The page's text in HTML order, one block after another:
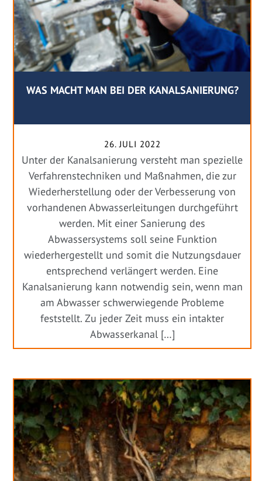
WAS MACHT MAN BEI DER KANALSANIERUNG?
26. JULI 2022
Unter der Kanalsanierung versteht man spezielle
Verfahrenstechniken und Maßnahmen, die zur
Wiederherstellung oder der Verbesserung von
vorhandenen Abwasserleitungen durchgeführt
werden. Mit einer Sanierung des
Abwassersystems soll seine Funktion
wiederhergestellt und somit die Nutzungsdauer
entsprechend verlängert werden. Eine
Kanalsanierung kann notwendig sein, wenn man
am Abwasser schwerwiegende Probleme
feststellt. Zu jeder Zeit muss ein intakter
Abwasserkanal […]